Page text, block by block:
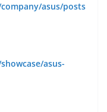
asus/posts
asus-